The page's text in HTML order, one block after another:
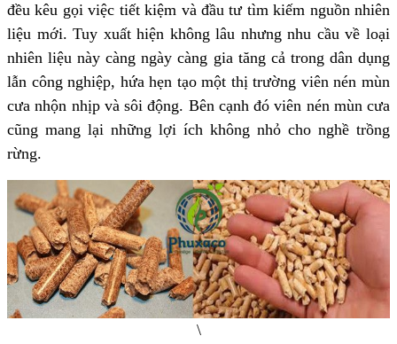
đều kêu gọi việc tiết kiệm và đầu tư tìm kiếm nguồn nhiên
liệu mới. Tuy xuất hiện không lâu nhưng nhu cầu về loại
nhiên liệu này càng ngày càng gia tăng cả trong dân dụng
lẫn công nghiệp, hứa hẹn tạo một thị trường viên nén mùn
cưa nhộn nhịp và sôi động. Bên cạnh đó viên nén mùn cưa
cũng mang lại những lợi ích không nhỏ cho nghề trồng
rừng.
\